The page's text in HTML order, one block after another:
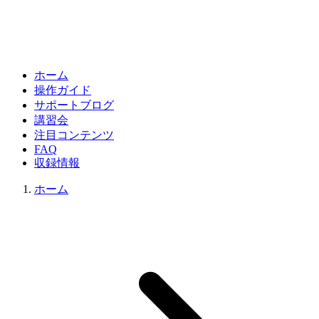
ホーム
操作ガイド
サポートブログ
講習会
注目コンテンツ
FAQ
収録情報
ホーム